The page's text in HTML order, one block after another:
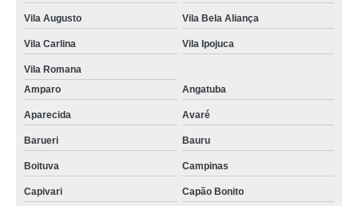
Vila Augusto Vila Bela Aliança
Vila Carlina Vila Ipojuca
Vila Romana
Amparo
Angatuba
Aparecida Avaré
Barueri Bauru
Boituva Campinas
Capivari Capão Bonito